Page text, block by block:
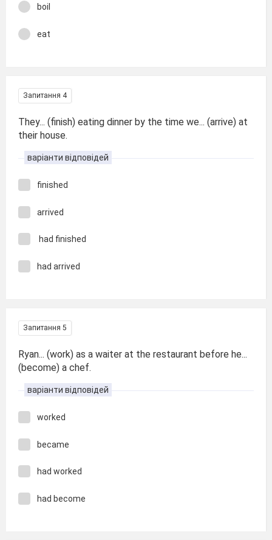
boil
eat
Запитання 4
They... (finish) eating dinner by the time we... (arrive) at
their house.
варіанти відповідей
finished
arrived
had finished
had arrived
Запитання 5
Ryan... (work) as a waiter at the restaurant before he...
(become) a chef.
варіанти відповідей
worked
became
had worked
had become